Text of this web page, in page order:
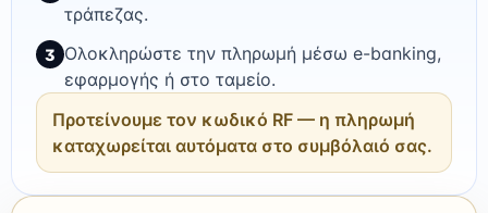
τράπεζας.
3 Ολοκληρώστε την πληρωμή μέσω e-banking,
εφαρμογής ή στο ταμείο.
Προτείνουμε τον κωδικό RF — η πληρωμή
καταχωρείται αυτόματα στο συμβόλαιό σας.